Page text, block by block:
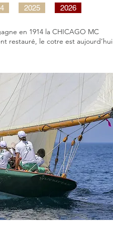
2025
2026
en 1914 la CHICAGO MC
restauré, le cotre est aujourd’hui